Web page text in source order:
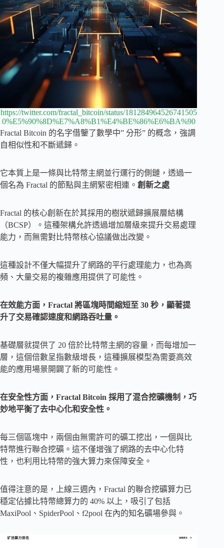
https://twitter.com/fractal_bitcoin/status/181284964526741505
0%E5%90%8D%E7%A8%B1%E4%BE%86%E6%BA%90
Fractal Bitcoin 的名字借鑒了數學中” 分形” 的概念，強調
自相似性和不斷遞歸。
它本質上是一條與比特幣主網並行運行的側鏈，透過一
個名為 Fractal 的節點與主網緊密相連。 創新之處
Fractal 的核心創新在於其採用的樹狀遞歸擴展層結構
（BCSP）。這種架構允許透過增加層級來提升交易處理
能力，而無需對比特幣核心協議做出改變。
這種設計不僅大幅提升了網路的平行處理能力，也為高
頻、大量交易的複雜應用提供了可能性。
在效能方面，Fractal 將區塊時間縮短至 30 秒，顯著提
升了交易確認速度和網路吞吐量。
基礎層就提供了 20 倍於比特幣主網的容量，而每增加一
層，這個倍數呈指數級增長，這種擴展模型為需要高效
能的應用場景開闢了新的可能性。
在安全性方面，Fractal Bitcoin 採用了混合挖礦機制，巧
妙地平衡了去中心化和安全性。
每三個區塊中，兩個由無需許可的礦工挖出，一個與比
特幣進行聯合挖礦。這不僅增強了網路的去中心化特
性，也利用比特幣的強大算力來保障安全。
值得注意的是，上線三週內，Fractal 的聯合挖礦算力已
穩定佔據比特幣總算力的 40% 以上，吸引了包括
MaxiPool、SpiderPool、f2pool 在內的知名礦場參與。